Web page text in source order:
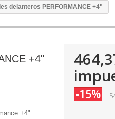
delanteros PERFORMANCE +4"
+4"
+4"
-15%